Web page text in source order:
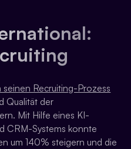
seinen Recruiting-Prozess
Qualität der
Mit Hilfe eines KI-
CRM-Systems konnte
um 140% steigern und die